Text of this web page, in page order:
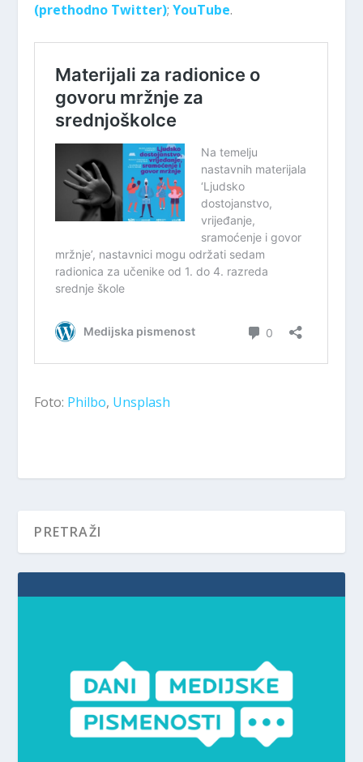
(prethodno Twitter);YouTube.
Foto: Philbo, Unsplash